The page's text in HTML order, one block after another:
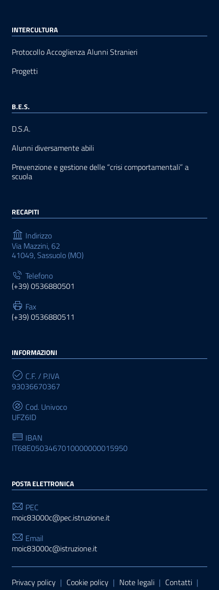
INTERCULTURA
Protocollo Accoglienza Alunni Stranieri
Progetti
B.E.S.
D.S.A.
Alunni diversamente abili
Prevenzione e gestione delle “crisi comportamentali” a
scuola
RECAPITI
Indirizzo
Via Mazzini, 62
41049, Sassuolo (MO)
Telefono
(+39) 0536880501
Fax
(+39) 0536880511
INFORMAZIONI
C.F. / P.IVA
93036670367
Cod. Univoco
UFZ6ID
IBAN
IT68E0503467010000000015950
POSTA ELETTRONICA
PEC
moic83000c@pec.istruzione.it
Email
moic83000c@istruzione.it
Sezione Link Utili
Privacy policy | Cookie policy | Note legali | Contatti |